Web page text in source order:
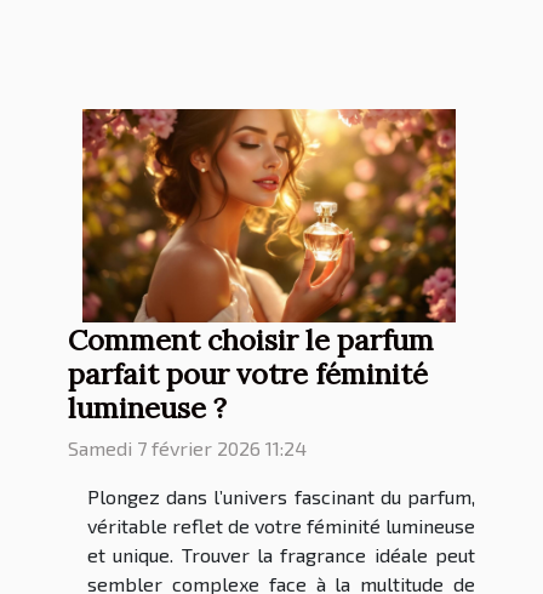
Comment choisir le parfum
parfait pour votre féminité
lumineuse ?
Samedi 7 février 2026 11:24
Plongez dans l’univers fascinant du parfum,
véritable reflet de votre féminité lumineuse
et unique. Trouver la fragrance idéale peut
sembler complexe face à la multitude de